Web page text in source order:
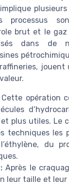
processus
brut et le
dans de
jouent
opération
plus utiles. Le
techniques les
du
Après le
leur taille et